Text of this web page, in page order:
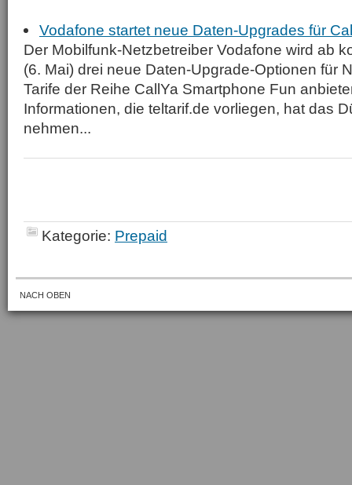
Vodafone startet neue Daten-Upgrades für
Der Mobilfunk-Netzbetreiber Vodafone wird ab
(6. Mai) drei neue Daten-Upgrade-Optionen für
Tarife der Reihe CallYa Smartphone Fun
Informationen, die teltarif.de vorliegen, hat das
nehmen...
Kategorie: Prepaid
NACH OBEN